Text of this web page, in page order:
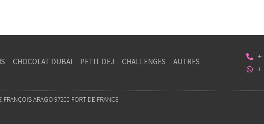
CHOCOLAT DUBAI PETIT DEJ CHALLENGES AUTRES
FRANÇOIS ARAGO 97200 FORT DE FRANCE